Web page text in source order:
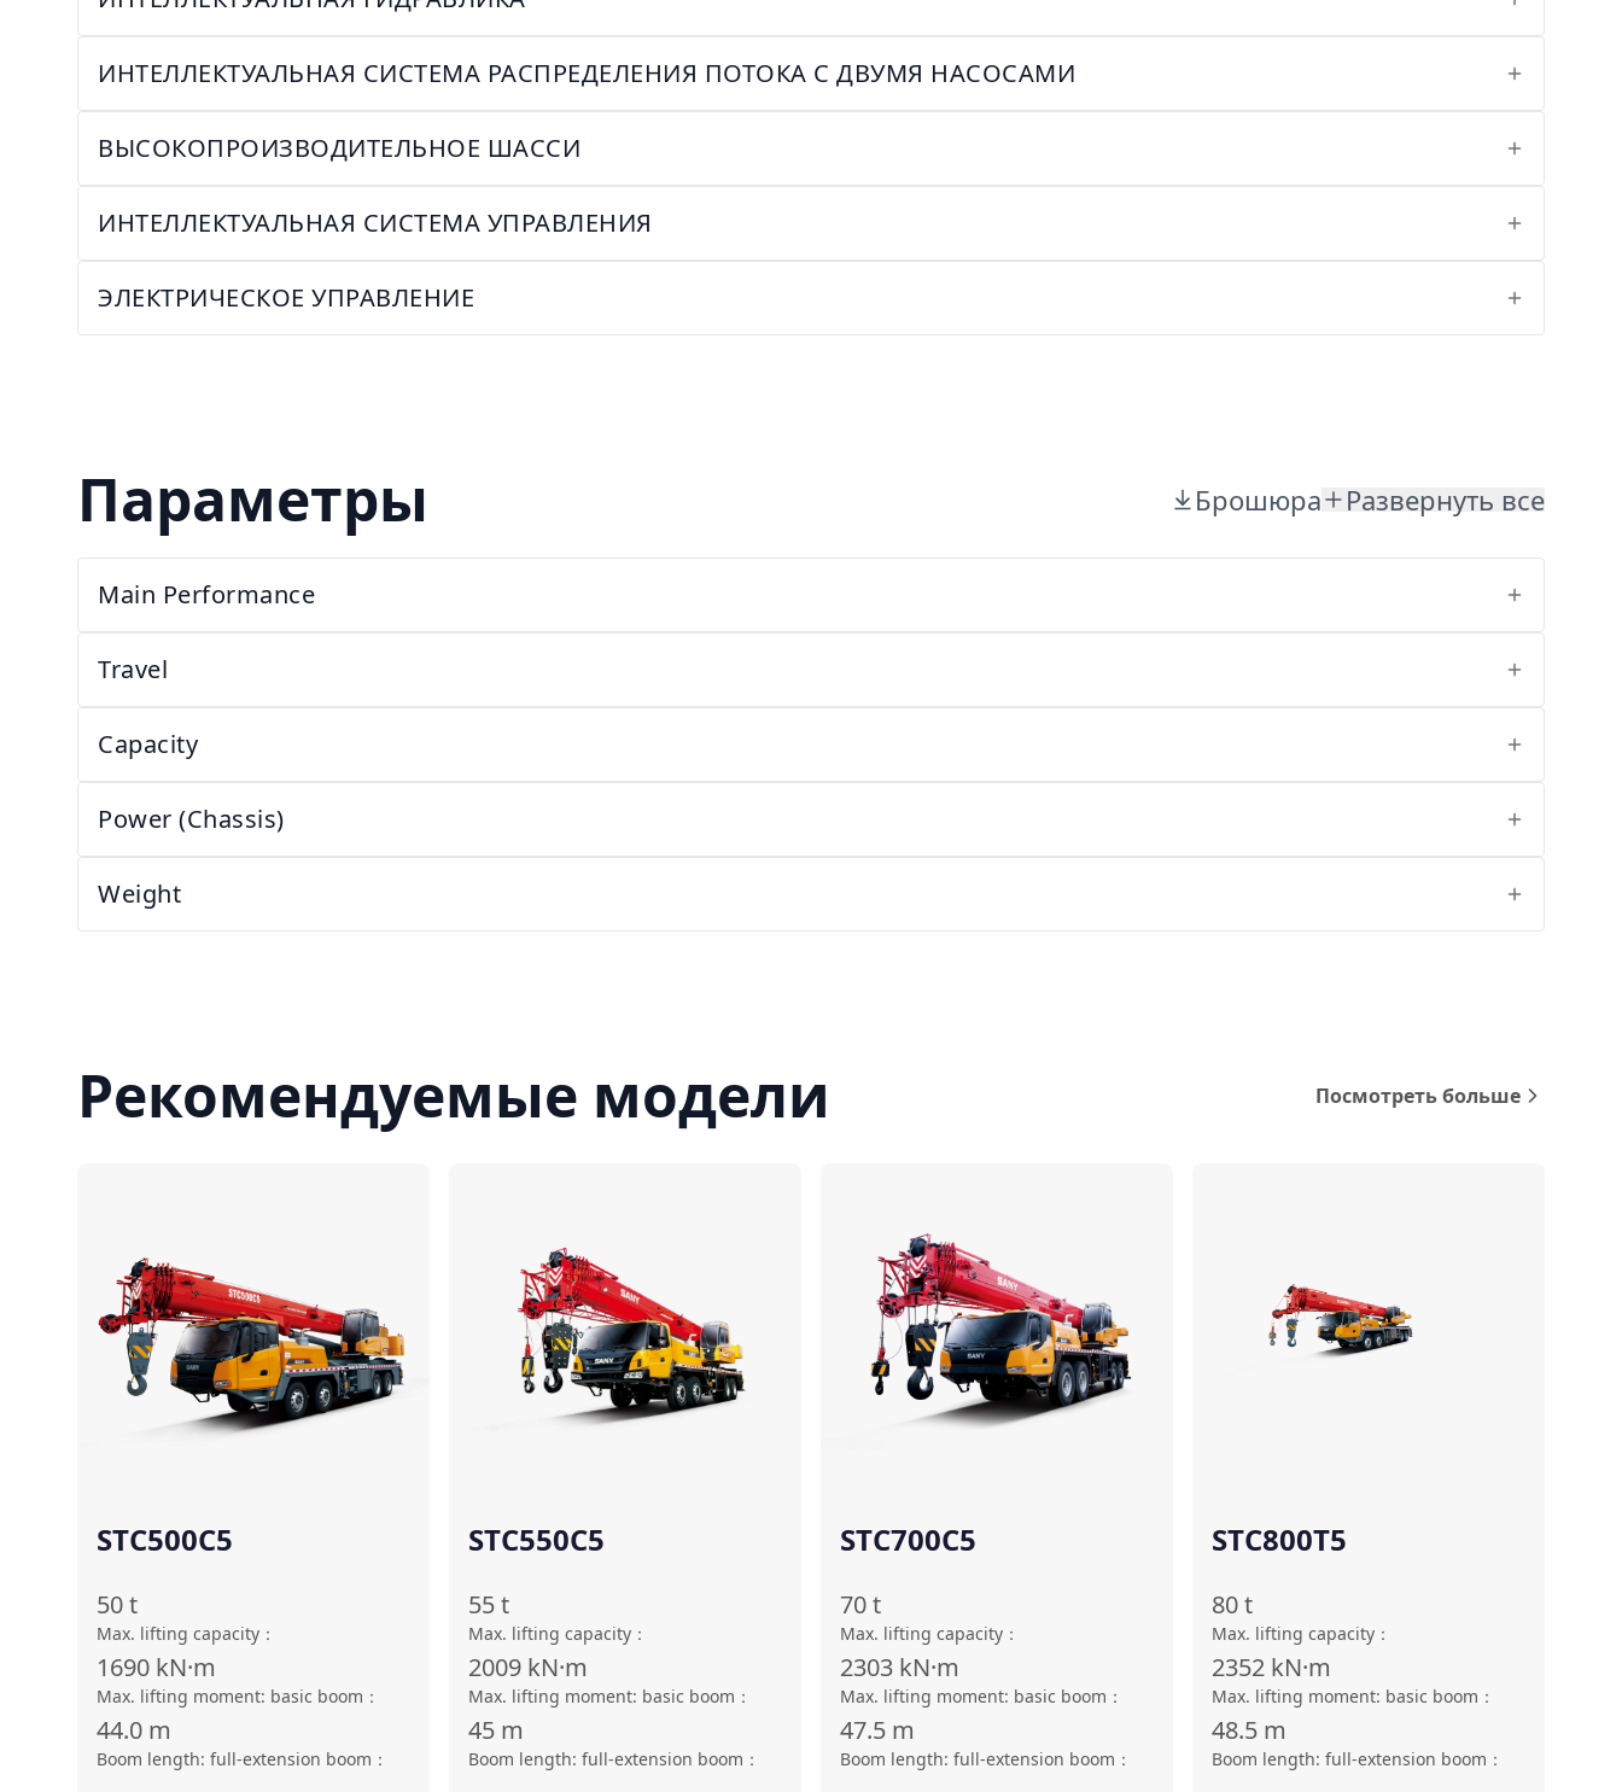
ИНТЕЛЛЕКТУАЛЬНАЯ СИСТЕМА РАСПРЕДЕЛЕНИЯ ПОТОКА С ДВУМЯ НАСОСАМИ
ВЫСОКОПРОИЗВОДИТЕЛЬНОЕ ШАССИ
ИНТЕЛЛЕКТУАЛЬНАЯ СИСТЕМА УПРАВЛЕНИЯ
ЭЛЕКТРИЧЕСКОЕ УПРАВЛЕНИЕ
Параметры Брошюра Развернуть все
Main Performance
Travel
Capacity
Power (Chassis)
Weight
Рекомендуемые модели Посмотреть больше
STC500C5
50t
Max. lifting capacity ：
1690 kN·m
Max. lifting moment: basic boom ：
44.0 m
Boom length: full-extension boom ：
STC550C5
55t
Max. lifting capacity ：
2009 kN·m
Max. lifting moment: basic boom ：
45 m
Boom length: full-extension boom ：
STC700C5
70t
Max. lifting capacity ：
2303 kN·m
Max. lifting moment: basic boom ：
47.5 m
Boom length: full-extension boom ：
STC800T5
80t
Max. lifting capacity ：
2352 kN·m
Max. lifting moment: basic boom ：
48.5 m
Boom length: full-extension boom ：